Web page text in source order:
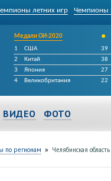
летних игр Чемпионы
Медали ОИ-2020 •
1
США 39
2
Китай 38
3
Япония 27
4
Великобритания 22
ВИДЕО ФОТО
по регионам » Челябинская область